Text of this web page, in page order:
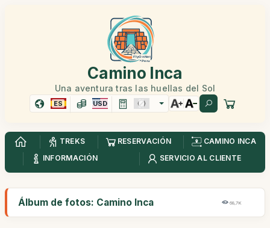
Camino Inca
Una aventura tras las huellas del Sol
ES USD
TREKS RESERVACIÓN
CAMINO INCA
INFORMACIÓN
SERVICIO AL CLIENTE
Álbum de fotos: Camino Inca 68,7K